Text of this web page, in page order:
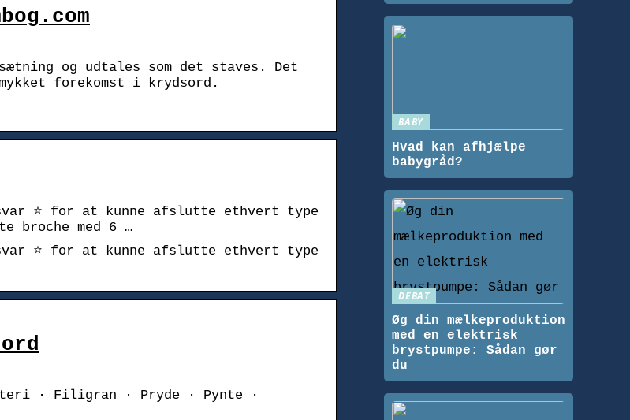
og udtales som det staves. Det
forekomst i krydsord.
⭐ for at kunne afslutte ethvert type
broche med 6 …
⭐ for at kunne afslutte ethvert type
· Filigran · Pryde · Pynte ·
BABY
Hvad kan afhjælpe
babygråd?
DEBAT
Øg din mælkeproduktion
med en elektrisk
brystpumpe: Sådan gør
du